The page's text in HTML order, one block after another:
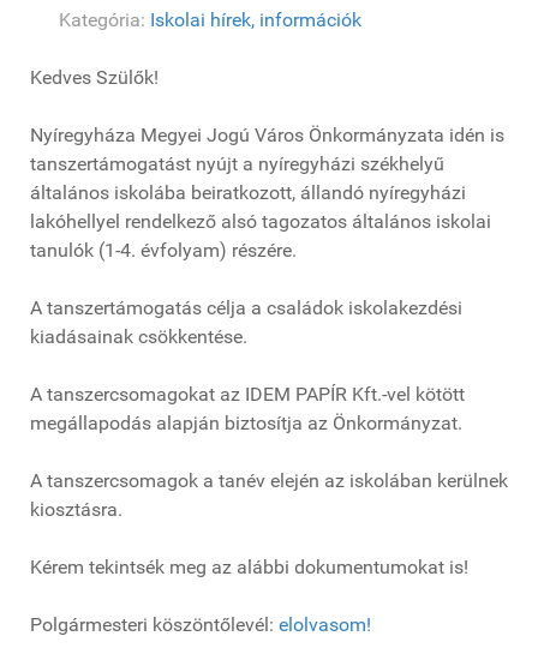
Kategória: Iskolai hírek, információk
Kedves Szülők!
Nyíregyháza Megyei Jogú Város Önkormányzata idén is
tanszertámogatást nyújt a nyíregyházi székhelyű
általános iskolába beiratkozott, állandó nyíregyházi
lakóhellyel rendelkező alsó tagozatos általános iskolai
tanulók (1-4. évfolyam) részére.
A tanszertámogatás célja a családok iskolakezdési
kiadásainak csökkentése.
A tanszercsomagokat az IDEM PAPÍR Kft.-vel kötött
megállapodás alapján biztosítja az Önkormányzat.
A tanszercsomagok a tanév elején az iskolában kerülnek
kiosztásra.
Kérem tekintsék meg az alábbi dokumentumokat is!
Polgármesteri köszöntőlevél: elolvasom!